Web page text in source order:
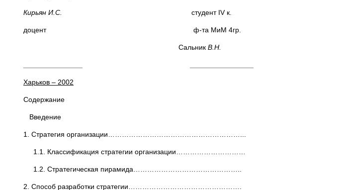
Кирьян И.С. студент IV к.
доцент ф-та МиМ 4гр.
Сальник В.Н.
Харьков – 2002
Содержание
Введение
1. Стратегия организации…………………………………………………...
1.1. Классификация стратегии организации…………………………
1.2. Стратегическая пирамида………………………………………..
2. Способ разработки стратегии………………………………………….